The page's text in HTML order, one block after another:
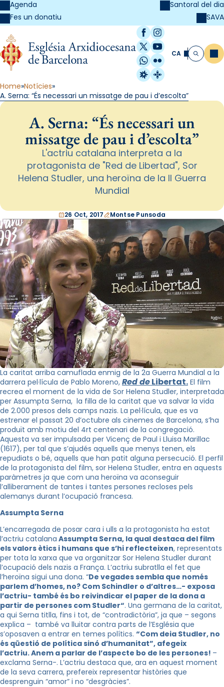
Agenda
Fes un donatiu
Santoral del dia
SAVA
Facebook
Instagram
X / Twitter
YouTube
WhatsApp
Flickr
Radio Estel
Catalunya
CA Cerca
Home Notícies
A. Serna: “És necessari un missatge de pau i d’escolta”
A. Serna: “És necessari un
missatge de pau i d’escolta”
L'actriu catalana interpreta a la
protagonista de "Red de Libertad", Sor
Helena Studler, una heroïna de la II Guerra
Mundial
26 Oct, 2017 Montse Punsoda
La caritat arriba camuflada enmig de la 2a Guerra Mundial a la
darrera pel·lícula de Pablo Moreno, ReddeLibertat. El film
recrea el moment de la vida de Sor Helena Studler, interpretada
per Assumpta Serna, la filla de la caritat que va salvar la vida
de 2.000 presos dels camps nazis. La pel·lícula, que es va
estrenar el passat 20 d’octubre als cinemes de Barcelona, s’ha
produït amb motiu del 4rt centenari de la congregació.
Aquesta va ser impulsada per Vicenç de Paul i Lluisa Marillac
(1617), per tal que s’ajudés aquells que menys tenen, els
repudiats o bé, aquells que han patit alguna persecució. El perfil
de la protagonista del film, sor Helena Studler, entra en aquests
paràmetres ja que com una heroïna va aconseguir
l’alliberament de tantes i tantes persones recloses pels
alemanys durant l’ocupació francesa.
Assumpta Serna
L’encarregada de posar cara i ulls a la protagonista ha estat
l’actriu catalana Assumpta Serna, la qual destaca del film
els valors ètics i humans que s’hi reflecteixen, representats
per tota la xarxa que va organitzar Sor Helena Studler durant
l’ocupació dels nazis a França. L’actriu subratlla el fet que
l’heroïna sigui una dona. “De vegades sembla que només
parlem d’homes, no? Com Schindler o d’altres…- exposa
l’actriu- també és bo reivindicar el paper de la dona a
partir de persones com Studler“. Una germana de la caritat,
a qui Serna titlla, fins i tot, de “contradictòria”, ja que – segons
explica – també va lluitar contra parts de l’Església que
s’oposaven a entrar en temes polítics. “Com deia Studler, no
és qüestió de política sinó d’humanitat”, afegeix
l’actriu. Anem a parlar de l’aspecte bo de les persones! –
exclama Serna-. L’actriu destaca que, ara en aquest moment
de la seva carrera, prefereix representar històries que
desprenguin “amor” i no “desgràcies”.